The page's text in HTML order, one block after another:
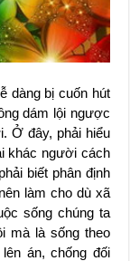
dàng bị cuốn hút
dám lội ngược
Ở đây, phải hiểu
khác người cách
biết phân định
làm cho dù xã
sống chúng ta
mà là sống theo
án, chống đối